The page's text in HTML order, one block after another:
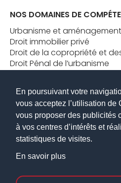
En poursuivant votre
vous acceptez l’utilisation de
vous proposer des publicités
à vos centres d’intérêts et
statistiques de visites.
En savoir plus
NOS DOMAINES DE
Urbanisme et aménagement
Droit immobilier privé
Droit de la copropriété et
Droit Pénal de l’urbanisme
CONTACT
Tel. :
+ 33 1 85 09 69 35
E-mail :contact@vld-
Adresse : 15 rue Bouchut